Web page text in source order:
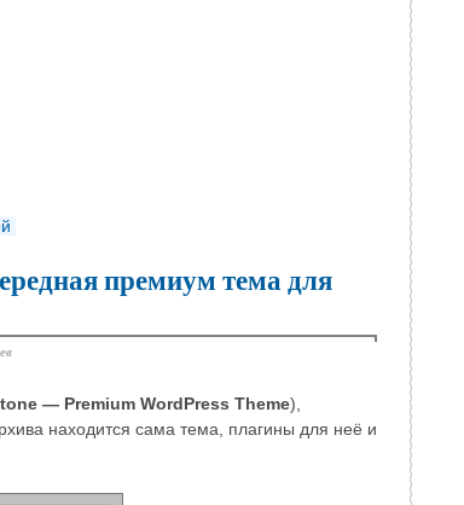
премиум тема для
— Premium WordPress Theme),
находится сама тема, плагины для неё и